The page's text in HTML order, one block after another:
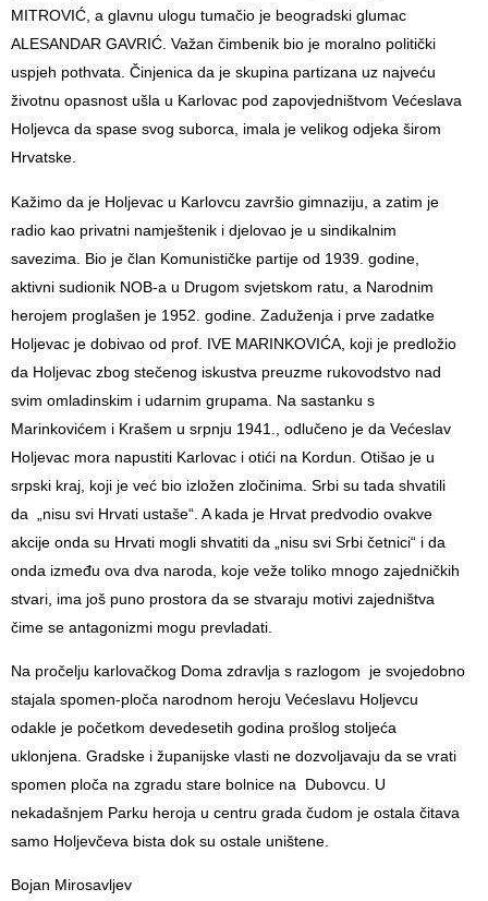
MITROVIĆ, a glavnu ulogu tumačio je beogradski glumac
ALESANDAR GAVRIĆ. Važan čimbenik bio je moralno politički
uspjeh pothvata. Činjenica da je skupina partizana uz najveću
životnu opasnost ušla u Karlovac pod zapovjedništvom Većeslava
Holjevca da spase svog suborca, imala je velikog odjeka širom
Hrvatske.
Kažimo da je Holjevac u Karlovcu završio gimnaziju, a zatim je
radio kao privatni namještenik i djelovao je u sindikalnim
savezima. Bio je član Komunističke partije od 1939. godine,
aktivni sudionik NOB-a u Drugom svjetskom ratu, a Narodnim
herojem proglašen je 1952. godine. Zaduženja i prve zadatke
Holjevac je dobivao od prof. IVE MARINKOVIĆA, koji je predložio
da Holjevac zbog stečenog iskustva preuzme rukovodstvo nad
svim omladinskim i udarnim grupama. Na sastanku s
Marinkovićem i Krašem u srpnju 1941., odlučeno je da Većeslav
Holjevac mora napustiti Karlovac i otići na Kordun. Otišao je u
srpski kraj, koji je već bio izložen zločinima. Srbi su tada shvatili
da „nisu svi Hrvati ustaše“. A kada je Hrvat predvodio ovakve
akcije onda su Hrvati mogli shvatiti da „nisu svi Srbi četnici“ i da
onda između ova dva naroda, koje veže toliko mnogo zajedničkih
stvari, ima još puno prostora da se stvaraju motivi zajedništva
čime se antagonizmi mogu prevladati.
Na pročelju karlovačkog Doma zdravlja s razlogom je svojedobno
stajala spomen-ploča narodnom heroju Većeslavu Holjevcu
odakle je početkom devedesetih godina prošlog stoljeća
uklonjena. Gradske i županijske vlasti ne dozvoljavaju da se vrati
spomen ploča na zgradu stare bolnice na Dubovcu. U
nekadašnjem Parku heroja u centru grada čudom je ostala čitava
samo Holjevčeva bista dok su ostale uništene.
Bojan Mirosavljev